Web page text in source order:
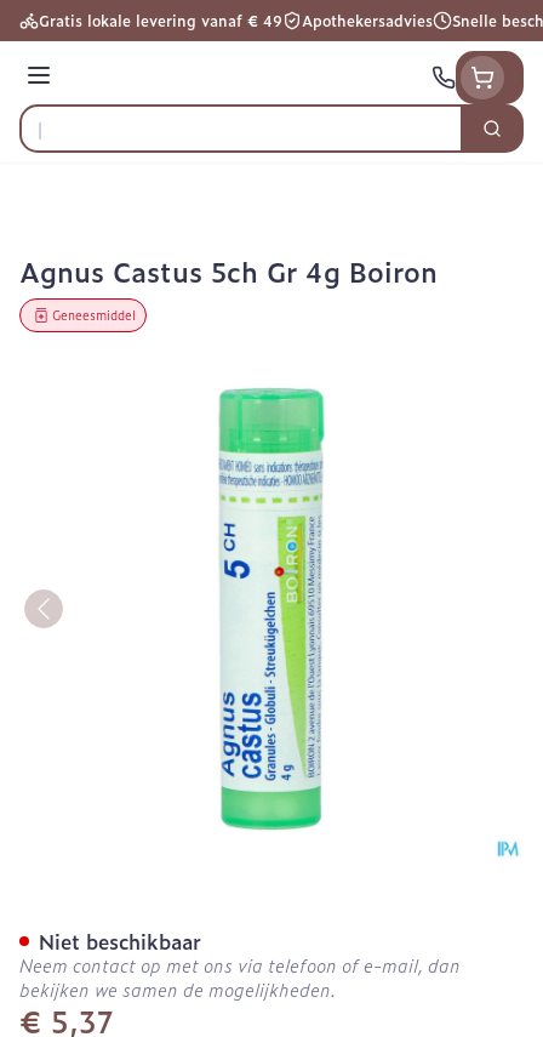
Ga naar de inhoud
Gratis lokale levering vanaf € 49 Apothekersadvies Snelle
Menu
Product, merk, categorie...
Zoek
Agnus Castus 5ch Gr 4g Boiron
Geneesmiddel
€ 5,37
Niet beschikbaar
Neem contact op met ons via telefoon of e-mail, dan
bekijken we samen de mogelijkheden.